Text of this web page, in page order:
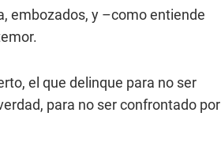
embozados, y –como entiende
el que delinque para no ser
para no ser confrontado por